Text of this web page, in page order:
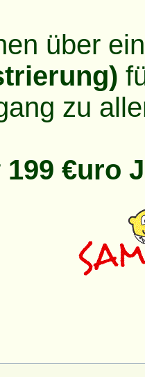
über
zu
199 €uro